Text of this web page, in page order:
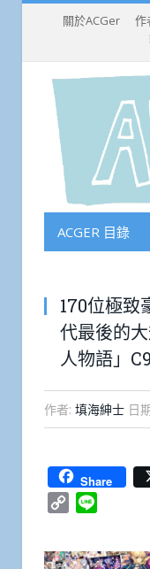
關於ACGer 作
ACGER 目錄
170位極致
代最後的
人物語」
作者: 填海紳士 日
Share
Copy